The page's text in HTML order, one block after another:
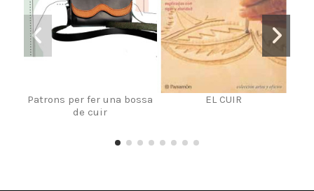
Patrons per fer una bossa
de cuir
EL CUIR